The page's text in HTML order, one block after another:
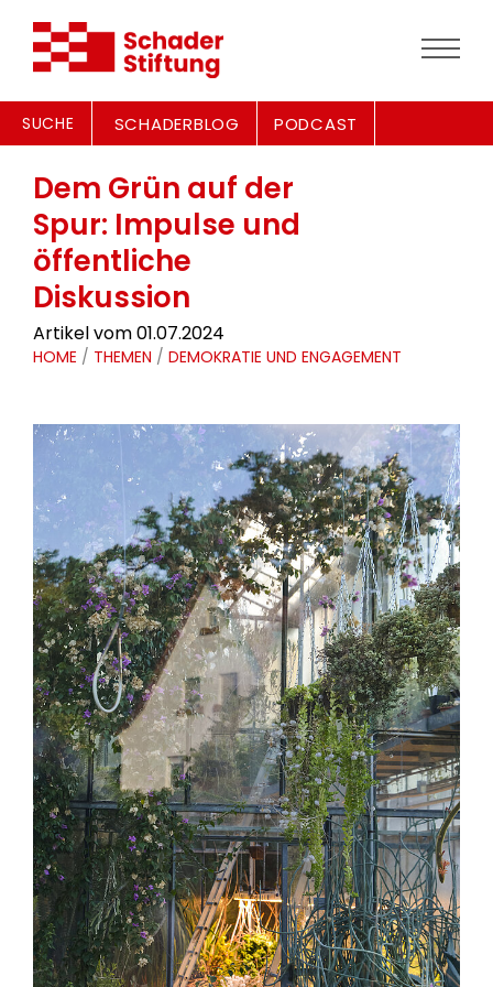
SUCHE SCHADERBLOG PODCAST
Dem Grün auf der
Spur: Impulse und
öffentliche
Diskussion
Artikel vom 01.07.2024
HOME / THEMEN / DEMOKRATIE UND ENGAGEMENT